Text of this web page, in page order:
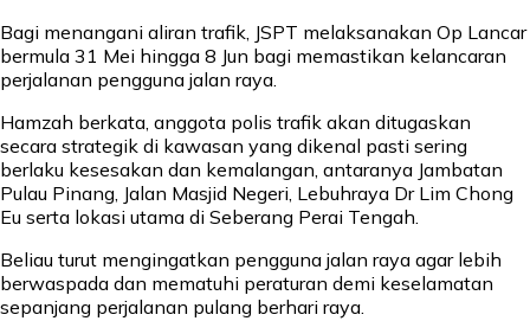
Bagi menangani aliran trafik, JSPT melaksanakan Op Lancar
bermula 31 Mei hingga 8 Jun bagi memastikan kelancaran
perjalanan pengguna jalan raya.
Hamzah berkata, anggota polis trafik akan ditugaskan
secara strategik di kawasan yang dikenal pasti sering
berlaku kesesakan dan kemalangan, antaranya Jambatan
Pulau Pinang, Jalan Masjid Negeri, Lebuhraya Dr Lim Chong
Eu serta lokasi utama di Seberang Perai Tengah.
Beliau turut mengingatkan pengguna jalan raya agar lebih
berwaspada dan mematuhi peraturan demi keselamatan
sepanjang perjalanan pulang berhari raya.